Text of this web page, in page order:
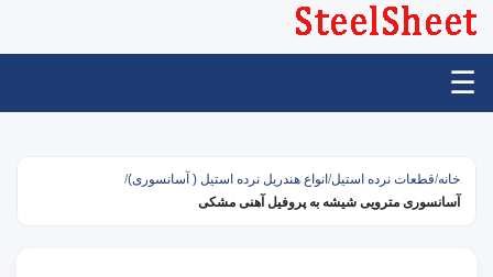
☰
خانه/قطعات نرده استیل/ انواع هندریل نرده استیل ( آسانسوری)/
آسانسوری مترویی شیشه به پروفیل آهنی مشکی